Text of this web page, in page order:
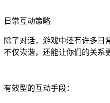
日常互动策略
除了对话，游戏中还有许多日
不仅诙谐，还能让你们的关系
有效型的互动手段：